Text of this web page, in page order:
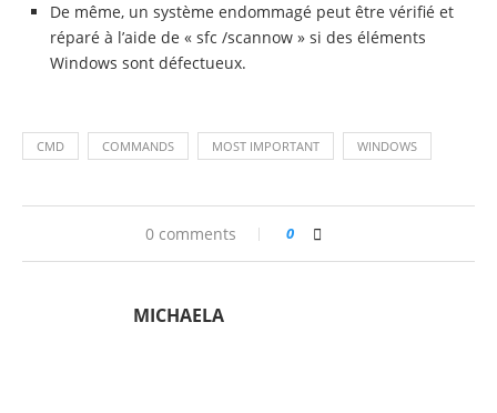
De même, un système endommagé peut être vérifié et
réparé à l’aide de « sfc /scannow » si des éléments
Windows sont défectueux.
CMD COMMANDS MOST IMPORTANT WINDOWS
0 comments 0
MICHAELA